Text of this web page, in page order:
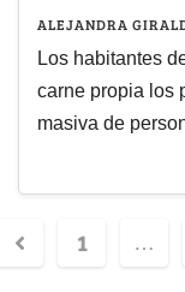
ALEJANDRA
Los habitantes
carne propia los
masiva de
1 …